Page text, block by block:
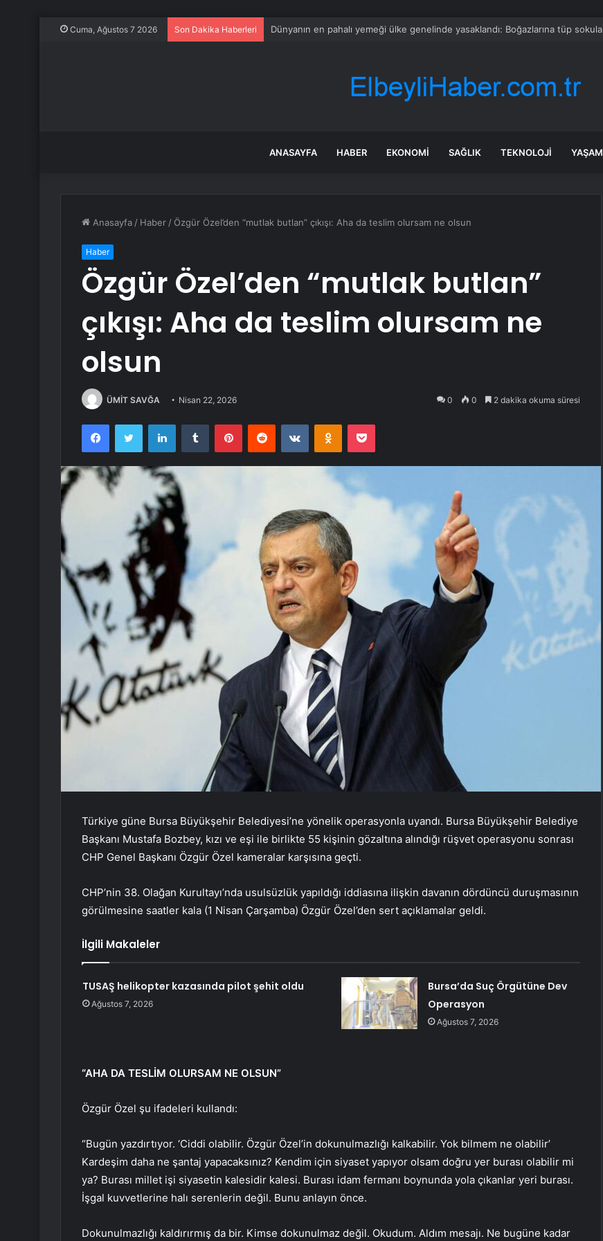
Cuma, Ağustos 7 2026 Son Dakika Haberleri Lüks yat devi borç batağındaki rakibini satın alıyor
ANASAYFA HABER EKONOMI SAĞLIK TEKNOLOJI YAŞAM
Anasayfa / Haber / Özgür Özel’den “mutlak butlan” çıkışı: Aha da teslim olursam ne olsun
Haber
Özgür Özel’den “mutlak butlan”
çıkışı: Aha da teslim olursam ne
olsun
ÜMİT SAVĞA Nisan 22, 2026 0 0 2 dakika okuma süresi
FacebookTwitter LinkedInTumblr PinterestReddit VKontakteOdnoklassniki
Pocket
Türkiye güne Bursa Büyükşehir Belediyesi’ne yönelik operasyonla uyandı. Bursa Büyükşehir Belediye
Başkanı Mustafa Bozbey, kızı ve eşi ile birlikte 55 kişinin gözaltına alındığı rüşvet operasyonu sonrası
CHP Genel Başkanı Özgür Özel kameralar karşısına geçti.
CHP’nin 38. Olağan Kurultayı’nda usulsüzlük yapıldığı iddiasına ilişkin davanın dördüncü duruşmasının
görülmesine saatler kala (1 Nisan Çarşamba) Özgür Özel’den sert açıklamalar geldi.
İlgili Makaleler
TUSAŞ helikopter kazasında pilot şehit oldu
Ağustos 7, 2026
Bursa’da Suç Örgütüne Dev
Operasyon
Ağustos 7, 2026
“AHA DA TESLİM OLURSAM NE OLSUN”
Özgür Özel şu ifadeleri kullandı:
“Bugün yazdırtıyor. ‘Ciddi olabilir. Özgür Özel’in dokunulmazlığı kalkabilir. Yok bilmem ne olabilir’
Kardeşim daha ne şantaj yapacaksınız? Kendim için siyaset yapıyor olsam doğru yer burası olabilir mi
ya? Burası millet işi siyasetin kalesidir kalesi. Burası idam fermanı boynunda yola çıkanlar yeri burası.
İşgal kuvvetlerine halı serenlerin değil. Bunu anlayın önce.
Dokunulmazlığı kaldırırmış da bir. Kimse dokunulmaz değil. Okudum. Aldım mesajı. Ne bugüne kadar